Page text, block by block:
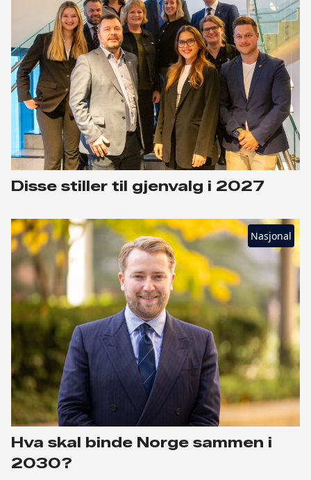
Disse stiller til gjenvalg i 2027
Nasjonal
Hva skal binde Norge sammen i
2030?